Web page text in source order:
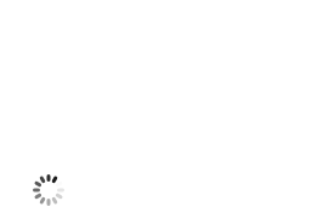
Fragmentat
Wind Gust: